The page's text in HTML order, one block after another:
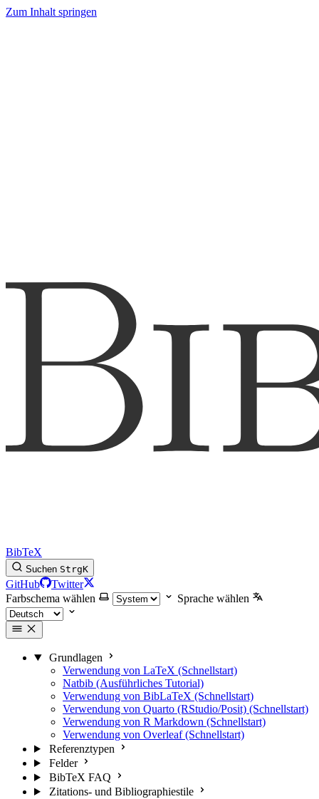
Zum Inhalt springen
BibTeX
Suchen StrgK
GitHub
Twitter
Farbschema wählen
Sprache wählen
Grundlagen
Verwendung von LaTeX (Schnellstart)
Natbib (Ausführliches Tutorial)
Verwendung von BibLaTeX (Schnellstart)
Verwendung von Quarto (RStudio/Posit) (Schnellstart)
Verwendung von R Markdown (Schnellstart)
Verwendung von Overleaf (Schnellstart)
Referenztypen
Felder
BibTeX FAQ
Zitations- und Bibliographiestile